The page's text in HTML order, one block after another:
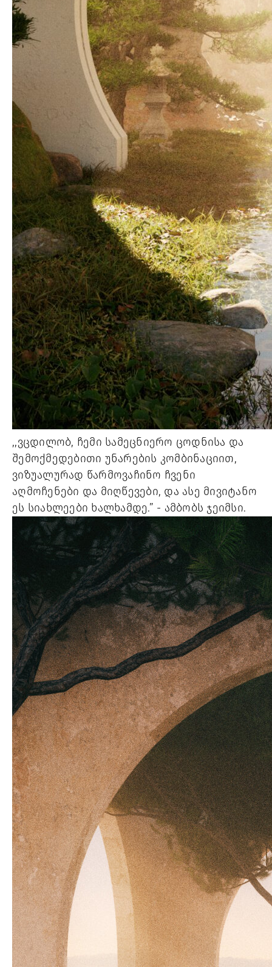
,,ვცდილობ, ჩემი სამეცნიერო ცოდნისა და
შემოქმედებითი უნარების კომბინაციით,
ვიზუალურად წარმოვაჩინო ჩვენი
აღმოჩენები და მიღწევები, და ასე მივიტანო
ეს სიახლეები ხალხამდე.” - ამბობს ჯეიმსი.